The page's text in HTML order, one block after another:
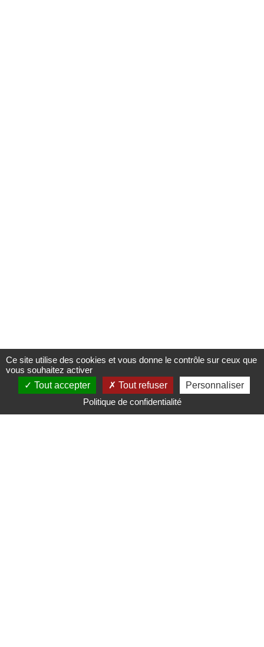
Ce site utilise des cookies et vous donne le contrôle sur ceux que
vous souhaitez activer
Tout accepter
Tout refuser
Personnaliser
Politique de confidentialité